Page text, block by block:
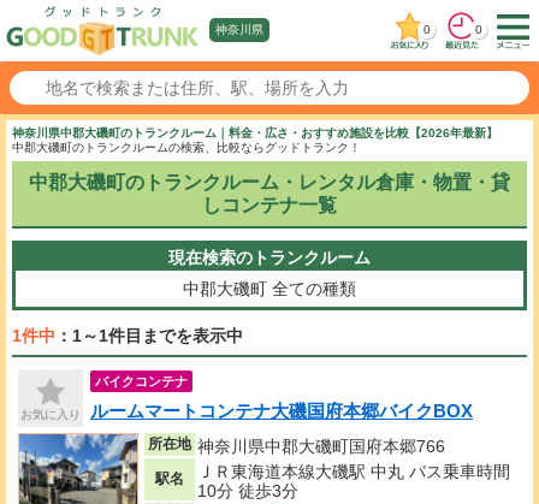
神奈川県 0 0
神奈川県中郡大磯町のトランクルーム｜料金・広さ・おすすめ施設を比較【2026年最新】
中郡大磯町のトランクルームの検索、比較ならグッドトランク！
中郡大磯町のトランクルーム・レンタル倉庫・物置・貸
しコンテナ一覧
現在検索のトランクルーム
中郡大磯町 全ての種類
1件中 ：1～1件目までを表示中
お気に入り
バイクコンテナ
ルームマートコンテナ大磯国府本郷バイクBOX
所在地 神奈川県中郡大磯町国府本郷766
駅名
ＪＲ東海道本線大磯駅 中丸 バス乗車時間
10分 徒歩3分